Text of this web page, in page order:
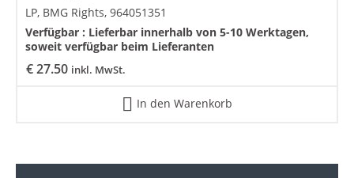
€27.50 inkl. MwSt.
LP, BMG Rights, 964051351
Verfügbar : Lieferbar innerhalb von 5-10 Werktagen,
soweit verfügbar beim Lieferanten
In den Warenkorb